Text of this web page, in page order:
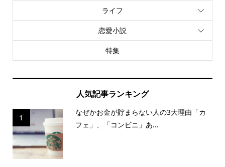
ライフ
恋愛小説
特集
人気記事ランキング
1
なぜかお金が貯まらない人の3大理由「カ
フェ」、「コンビニ」あ...